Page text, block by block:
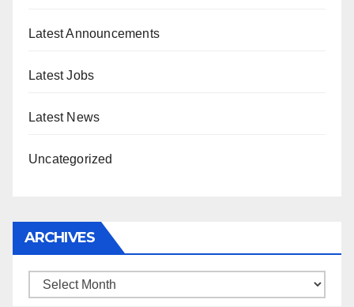
Latest Announcements
Latest Jobs
Latest News
Uncategorized
ARCHIVES
Archives